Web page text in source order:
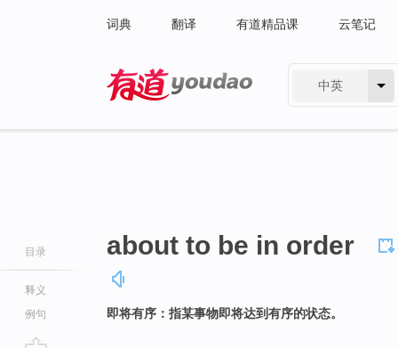
词典 翻译 有道精品课 云笔记
中英
目录
释义
例句
about to be in order
即将有序：指某事物即将达到有序的状态。